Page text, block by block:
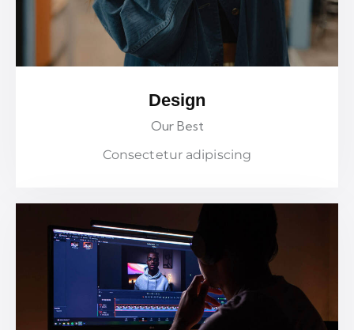
Design
Our Best
Consectetur adipiscing